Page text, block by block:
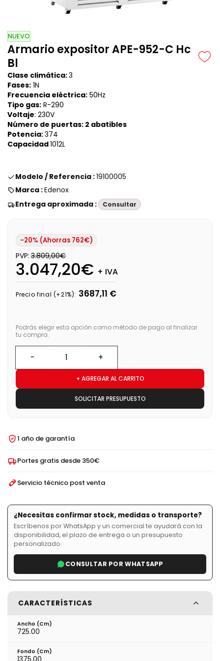
NUEVO
Armario expositor APE-952-C Hc
Bl
Clase climática:3
Fases: 1N
Frecuencia eléctrica: 50Hz
Tipo gas: R-290
Voltaje: 230V
Número de puertas: 2 abatibles
Potencia:374
Capacidad1012L
Modelo / Referencia :19100005
Marca :Edenox
Entrega aproximada :
Consultar
-20% (Ahorras 762€)
PVP: 3.809,00€
3.047,20€ + IVA
Precio final (+21%): 3687,11 €
Podrás elegir esta opción como método de pago al finalizar
tu compra.
+ AGREGAR AL CARRITO
SOLICITAR PRESUPUESTO
1 año de garantía
Portes gratis desde 350€
Servicio técnico post venta
¿Necesitas confirmar stock, medidas o transporte?
Escríbenos por WhatsApp y un comercial te ayudará con la
disponibilidad, el plazo de entrega o un presupuesto
personalizado.
CONSULTAR POR WHATSAPP
CARACTERÍSTICAS
Ancho (cm)
725.00
Fondo (cm)
1375.00